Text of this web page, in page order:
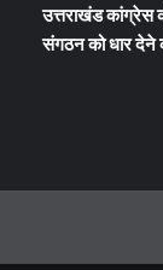
उत्तराखंड कांग्रेस
संगठन को धार देने